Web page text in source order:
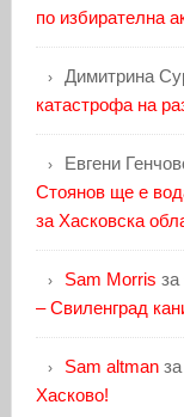
по избирателна
Димитрина
катастрофа на
Евгени
Стоянов ще е
за Хасковска
Sam Morris за
– Свиленград
Sam altmanза
Хасково!